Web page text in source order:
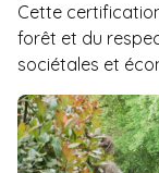
Cette
forêt et du
sociétales et